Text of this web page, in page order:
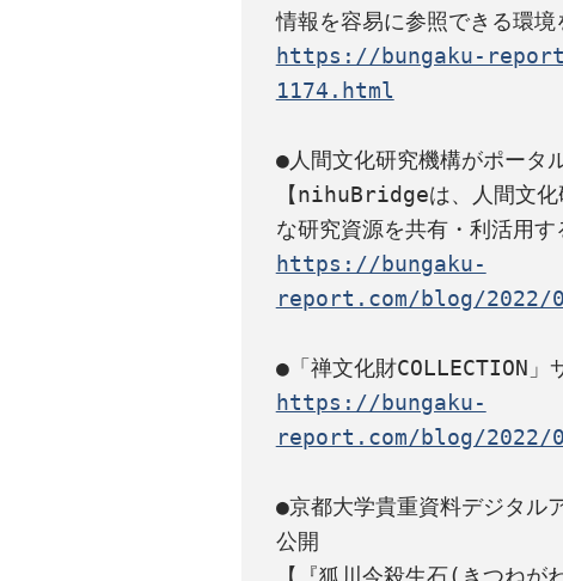
https://bungaku-
1174.html
●人間文化研究機構がポー
【nihuBridgeは、人間文化
https://bungaku-
report.com/blog/
https://bungaku-
report.com/blog/
●京都大学貴重資料デジタル
公開
【『狐川今殺生石(きつね